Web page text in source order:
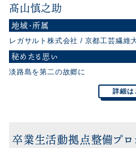
髙山慎之助
地域・所属
レガサルト株式会社 / 京都工芸繊維
秘めたる思い
淡路島を第二の故郷に
詳細は
卒業生活動拠点整備プロ